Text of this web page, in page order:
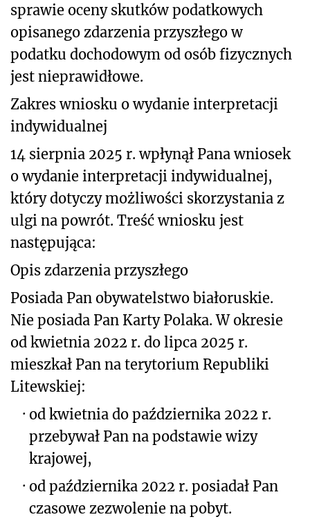
sprawie oceny skutków podatkowych
opisanego zdarzenia przyszłegow
podatku dochodowym od osób fizycznych
jest nieprawidłowe.
Zakres wniosku o wydanie interpretacji
indywidualnej
14 sierpnia 2025 r. wpłynął Pana wniosek
o wydanie interpretacji indywidualnej,
który dotyczy możliwości skorzystania z
ulgi na powrót. Treść wniosku jest
następująca:
Opis zdarzenia przyszłego
Posiada Pan obywatelstwo białoruskie.
Nie posiada Pan Karty Polaka. W okresie
od kwietnia 2022 r. do lipca 2025 r.
mieszkał Pan na terytorium Republiki
Litewskiej:
· od kwietnia do października 2022 r.
przebywał Pan na podstawie wizy
krajowej,
· od października 2022 r. posiadał Pan
czasowe zezwolenie na pobyt.